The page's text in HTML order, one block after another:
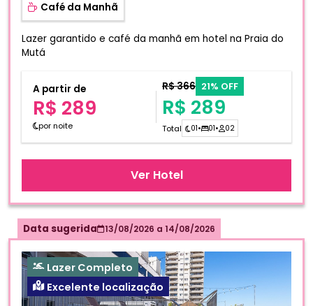
Café da Manhã
Lazer garantido e café da manhã em hotel na Praia do
Mutá
A partir de
R$ 289
por noite
R$ 366 21% OFF
R$ 289
Total 01• 01• 02
Ver Hotel
Data sugerida 13/08/2026 a 14/08/2026
Lazer Completo
Excelente localização